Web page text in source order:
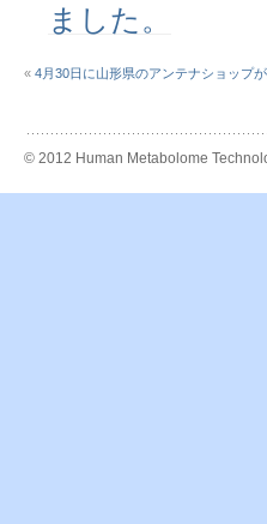
ました。
« 4月30日に山形県のアンテナショップ
© 2012 Human Metabolome